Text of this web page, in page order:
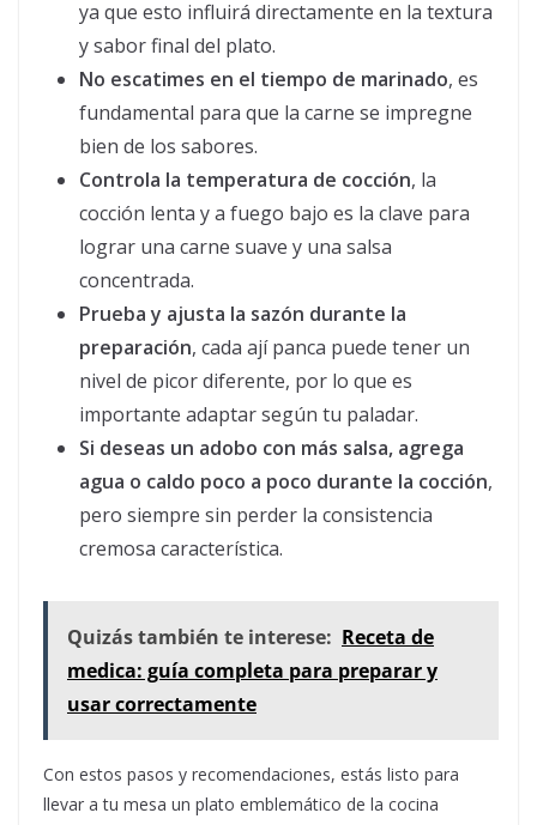
ya que esto influirá directamente en la textura
y sabor final del plato.
No escatimes en el tiempo de marinado, es
fundamental para que la carne se impregne
bien de los sabores.
Controla la temperatura de cocción, la
cocción lenta y a fuego bajo es la clave para
lograr una carne suave y una salsa
concentrada.
Prueba y ajusta la sazón durante la
preparación, cada ají panca puede tener un
nivel de picor diferente, por lo que es
importante adaptar según tu paladar.
Si deseas un adobo con más salsa, agrega
agua o caldo poco a poco durante la cocción,
pero siempre sin perder la consistencia
cremosa característica.
Quizás también te interese: Receta de
medica: guía completa para preparar y
usar correctamente
Con estos pasos y recomendaciones, estás listo para
llevar a tu mesa un plato emblemático de la cocina